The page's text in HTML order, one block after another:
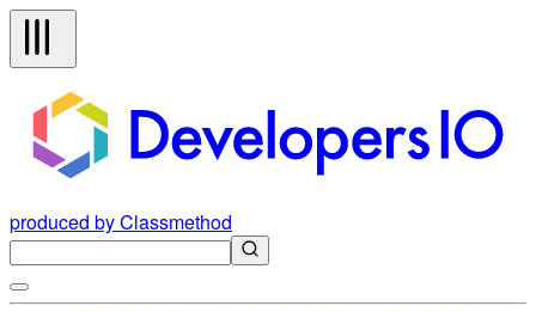
produced by Classmethod